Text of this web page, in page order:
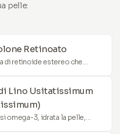
pelle:
Retinoato
di retinoide estereo che
della pelle, riduce
comunemente
tradizionale.
Lino Usitatissimum
omega-3, idrata la pelle,
e aiuta a mantenere la